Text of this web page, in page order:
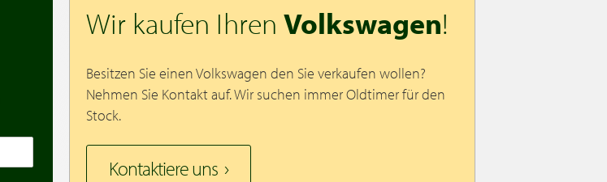
Wir kaufen Ihren Volkswagen!
Besitzen Sie einen Volkswagen den Sie verkaufen wollen?
Nehmen Sie Kontakt auf. Wir suchen immer Oldtimer für den
Stock.
Kontaktiere uns